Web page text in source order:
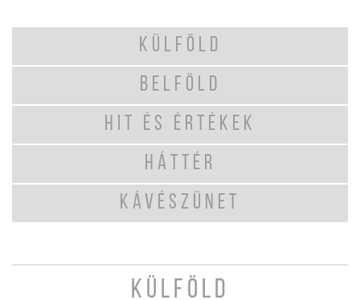
KÜLFÖLD
BELFÖLD
HIT ÉS ÉRTÉKEK
HÁTTÉR
KÁVÉSZÜNET
KÜLFÖLD